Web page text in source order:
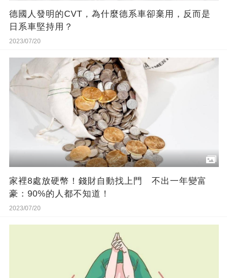
德國人發明的CVT，為什麼德系車卻棄用，反而是
日系車堅持用？
2023/07/20
家裡8處放硬幣！錢財自動找上門 不出一年變富
豪：90%的人都不知道！
2023/07/20